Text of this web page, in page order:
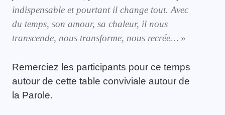
indispensable et pourtant il change tout. Avec
du temps, son amour, sa chaleur, il nous
transcende, nous transforme, nous recrée… »
Remerciez les participants pour ce temps
autour de cette table conviviale autour de
la Parole.